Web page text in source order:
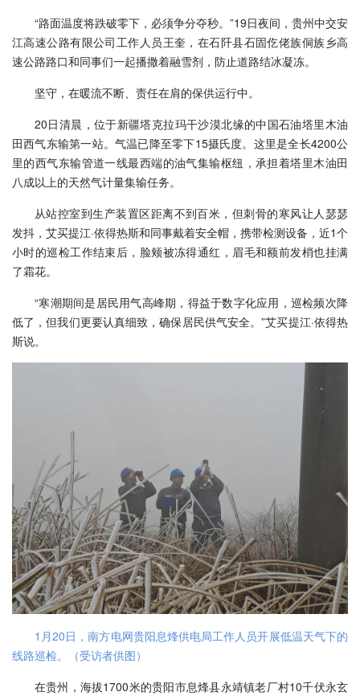
“路面温度将跌破零下，必须争分夺秒。”19日夜间，贵州中交安
江高速公路有限公司工作人员王奎，在石阡县石固仡佬族侗族乡高
速公路路口和同事们一起播撒着融雪剂，防止道路结冰凝冻。
坚守，在暖流不断、责任在肩的保供运行中。
20日清晨，位于新疆塔克拉玛干沙漠北缘的中国石油塔里木油
田西气东输第一站。气温已降至零下15摄氏度。这里是全长4200公
里的西气东输管道一线最西端的油气集输枢纽，承担着塔里木油田
八成以上的天然气计量集输任务。
从站控室到生产装置区距离不到百米，但刺骨的寒风让人瑟瑟
发抖，艾买提江·依得热斯和同事戴着安全帽，携带检测设备，近1个
小时的巡检工作结束后，脸颊被冻得通红，眉毛和额前发梢也挂满
了霜花。
“寒潮期间是居民用气高峰期，得益于数字化应用，巡检频次降
低了，但我们更要认真细致，确保居民供气安全。”艾买提江·依得热
斯说。
1月20日，南方电网贵阳息烽供电局工作人员开展低温天气下的
线路巡检。（受访者供图）
在贵州，海拔1700米的贵阳市息烽县永靖镇老厂村10千伏永玄